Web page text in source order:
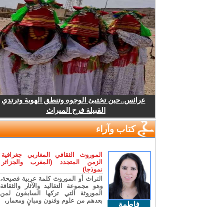
عرائس..حين تختبئ الوجوه وتنطق الهوية وترتدي
القبيلة فرح الميراث
كتاب وآراء
فاطمة
الموروث الثقافي المغاربي جغرافية
الزمن المتجدد (المغرب والجزائر
نموذجا)
التراث أو الموروث كلمة عربية فصيحة،
وهو مجموعة التقاليد والآثار والثقافة
الموروثة التي تركها السابقون لمن
بعدهم من علوم وفنون ومبانٍ ومعمار،